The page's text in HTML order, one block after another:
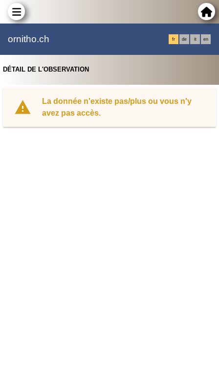
ornitho.ch fr de it en
DÉTAIL DE L'OBSERVATION
La donnée n'existe pas/plus ou vous n'y
avez pas accès.